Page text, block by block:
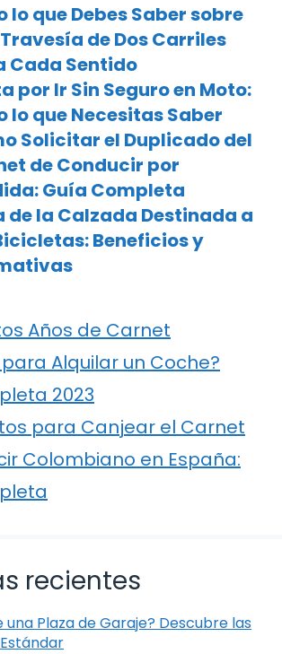
lo que Debes Saber sobre
de Dos Carriles
Cada Sentido
por Ir Sin Seguro en Moto:
lo que Necesitas Saber
Solicitar el Duplicado del
de Conducir por
Guía Completa
de la Calzada Destinada a
Beneficios y
Años de Carnet
Alquilar un Coche?
2023
para Canjear el Carnet
Colombiano en España:
recientes
una Plaza de Garaje? Descubre las